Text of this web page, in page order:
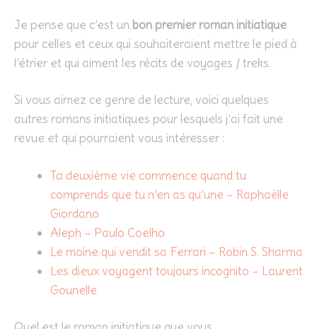
Je pense que c’est un bon premier roman initiatique
pour celles et ceux qui souhaiteraient mettre le pied à
l’étrier et qui aiment les récits de voyages / treks.
Si vous aimez ce genre de lecture, voici quelques
autres romans initiatiques pour lesquels j’ai fait une
revue et qui pourraient vous intéresser :
Ta deuxième vie commence quand tu
comprends que tu n’en as qu’une – Raphaëlle
Giordano
Aleph – Paulo Coelho
Le moine qui vendit sa Ferrari – Robin S. Sharma
Les dieux voyagent toujours incognito – Laurent
Gounelle